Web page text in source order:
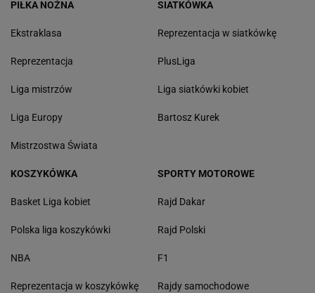
PIŁKA NOŻNA
Ekstraklasa
Reprezentacja
Liga mistrzów
Liga Europy
Mistrzostwa Świata
SIATKÓWKA
Reprezentacja w siatkówkę
PlusLiga
Liga siatkówki kobiet
Bartosz Kurek
KOSZYKÓWKA
Basket Liga kobiet
Polska liga koszykówki
NBA
Reprezentacja w koszykówkę
SPORTY MOTOROWE
Rajd Dakar
Rajd Polski
F1
Rajdy samochodowe